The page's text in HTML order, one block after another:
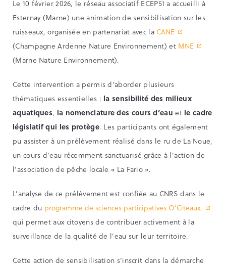
Le 10 février 2026, le réseau associatif ECEP51 a accueilli à
Esternay (Marne) une animation de sensibilisation sur les
ruisseaux, organisée en partenariat avec la CANE
(Champagne Ardenne Nature Environnement) et MNE
(Marne Nature Environnement).
Cette intervention a permis d’aborder plusieurs
thématiques essentielles : la sensibilité des milieux
aquatiques, la nomenclature des cours d’eau et le cadre
législatif qui les protège. Les participants ont également
pu assister à un prélèvement réalisé dans le ru de La Noue,
un cours d’eau récemment sanctuarisé grâce à l’action de
l’association de pêche locale « La Fario ».
L’analyse de ce prélèvement est confiée au CNRS dans le
cadre du programme de sciences participatives O’Citeaux,
qui permet aux citoyens de contribuer activement à la
surveillance de la qualité de l’eau sur leur territoire.
Cette action de sensibilisation s’inscrit dans la démarche